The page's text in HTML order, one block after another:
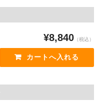
¥8,840 （税込）